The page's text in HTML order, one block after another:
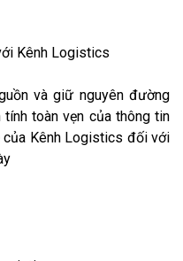
Kênh Logistics
và giữ nguyên đường
toàn vẹn của thông tin
Kênh Logistics đối với